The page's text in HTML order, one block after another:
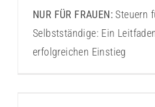
NUR FÜR FRAUEN: Steuern
Selbstständige: Ein
erfolgreichen Einstieg